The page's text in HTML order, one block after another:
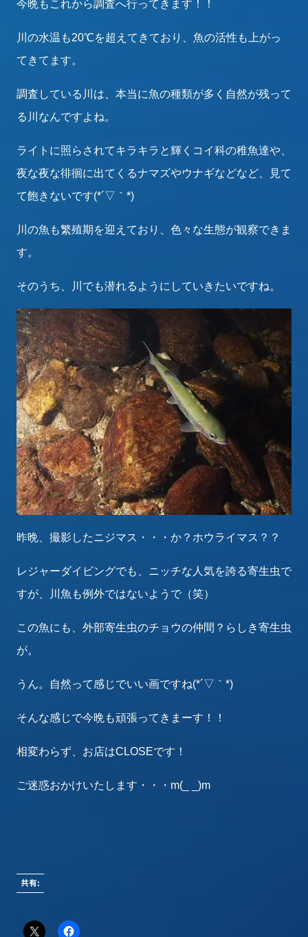
今晩もこれから調査へ行ってきます！！
川の水温も20℃を超えてきており、魚の活性も上がっ
てきてます。
調査している川は、本当に魚の種類が多く自然が残って
る川なんですよね。
ライトに照らされてキラキラと輝くコイ科の稚魚達や、
夜な夜な徘徊に出てくるナマズやウナギなどなど、見て
て飽きないです(*´▽｀*)
川の魚も繁殖期を迎えており、色々な生態が観察できま
す。
そのうち、川でも潜れるようにしていきたいですね。
昨晩、撮影したニジマス・・・か？ホウライマス？？
レジャーダイビングでも、ニッチな人気を誇る寄生虫で
すが、川魚も例外ではないようで（笑）
この魚にも、外部寄生虫のチョウの仲間？らしき寄生虫
が。
うん。自然って感じでいい画ですね(*´▽｀*)
そんな感じで今晩も頑張ってきまーす！！
相変わらず、お店はCLOSEです！
ご迷惑おかけいたします・・・m(_ _)m
共有: